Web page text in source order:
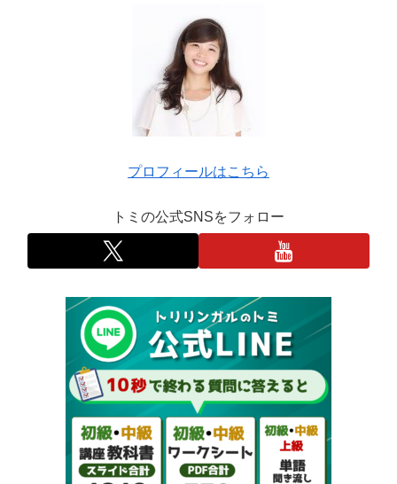
プロフィールはこちら
トミの公式SNSをフォロー